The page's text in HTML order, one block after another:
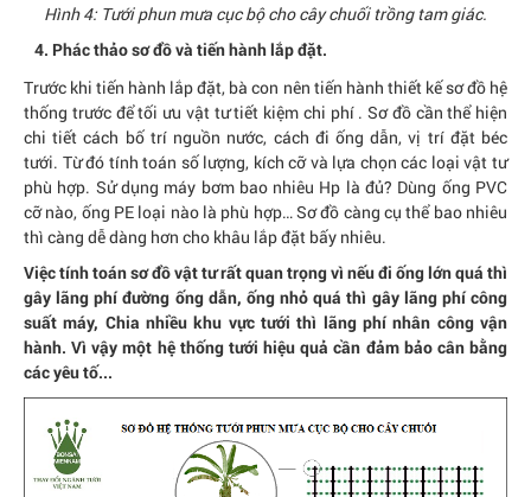
Hình 4: Tưới phun mưa cục bộ cho cây chuối trồng tam giác.
4. Phác thảo sơ đồ và tiến hành lắp đặt.
Trước khi tiến hành lắp đặt, bà con nên tiến hành thiết kế sơ đồ hệ
thống trước để tối ưu vật tư tiết kiệm chi phí . Sơ đồ cần thể hiện
chi tiết cách bố trí nguồn nước, cách đi ống dẫn, vị trí đặt béc
tưới. Từ đó tính toán số lượng, kích cỡ và lựa chọn các loại vật tư
phù hợp. Sử dụng máy bơm bao nhiêu Hp là đủ? Dùng ống PVC
cỡ nào, ống PE loại nào là phù hợp… Sơ đồ càng cụ thể bao nhiêu
thì càng dễ dàng hơn cho khâu lắp đặt bấy nhiêu.
Việc tính toán sơ đồ vật tư rất quan trọng vì nếu đi ống lớn quá thì
gây lãng phí đường ống dẫn, ống nhỏ quá thì gây lãng phí công
suất máy, Chia nhiều khu vực tưới thì lãng phí nhân công vận
hành. Vì vậy một hệ thống tưới hiệu quả cần đảm bảo cân bằng
các yêu tố...